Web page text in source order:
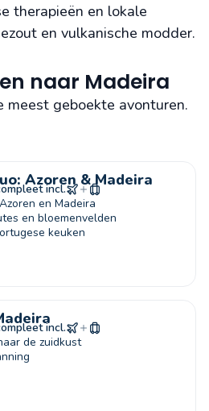
therapieën en lokale
en vulkanische modder.
naar Madeira
meest geboekte avonturen.
Azoren & Madeira
incl.
en Madeira
en bloemenvelden
keuken
incl.
de zuidkust